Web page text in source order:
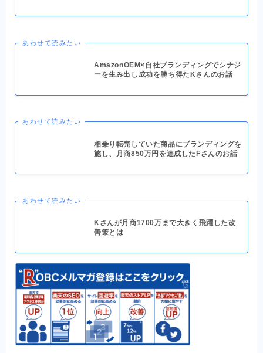
あわせて読みたい
AmazonOEM×自社ブランディングでシナジ
ーを生み出し成功を勝ち得たKさんのお話
あわせて読みたい
相乗り転売していた商品にブランディングを
施し、月商850万円を達成したFさんのお話
あわせて読みたい
Kさんが月商1700万まで大きく飛躍した改
善策とは